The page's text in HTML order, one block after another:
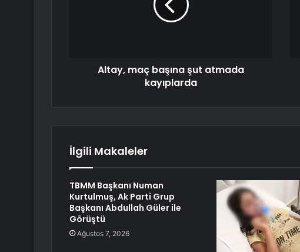
Altay, maç başına şut atmada
kayıplarda
İlgili Makaleler
TBMM Başkanı Numan
Kurtulmuş, Ak Parti Grup
Başkanı Abdullah Güler ile
Görüştü
Ağustos 7, 2026